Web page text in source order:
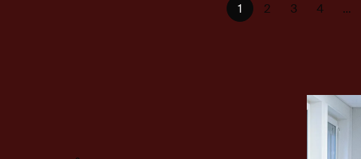
1 2 3 4 …